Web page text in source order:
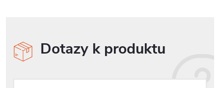
Dotazy k produktu